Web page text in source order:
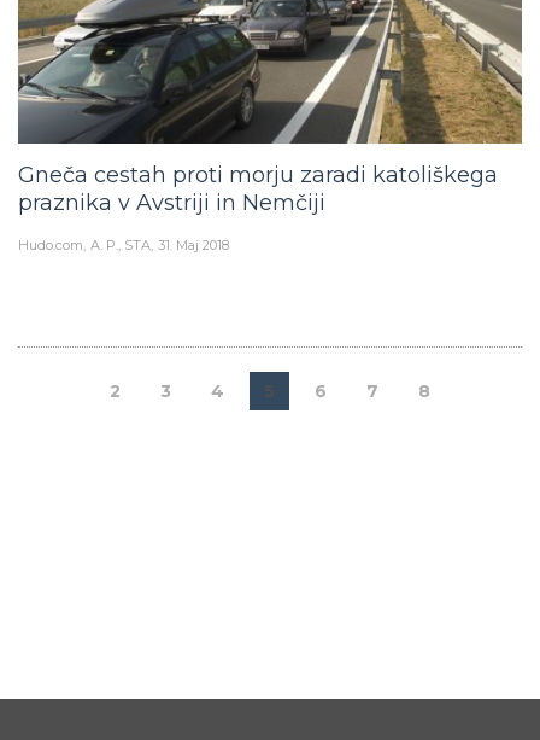
Gneča cestah proti morju zaradi katoliškega
praznika v Avstriji in Nemčiji
Hudo.com A. P., STA 31. Maj 2018
2 3 4 5 6 7 8